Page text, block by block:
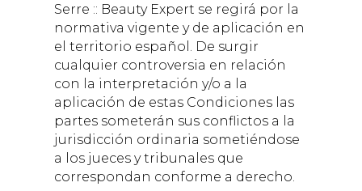
Serre :: Beauty Expert se regirá por la
normativa vigente y de aplicación en
el territorio español. De surgir
cualquier controversia en relación
con la interpretación y/o a la
aplicación de estas Condiciones las
partes someterán sus conflictos a la
jurisdicción ordinaria sometiéndose
a los jueces y tribunales que
correspondan conforme a derecho.